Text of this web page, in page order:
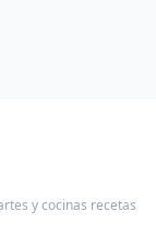
y cocinas recetas